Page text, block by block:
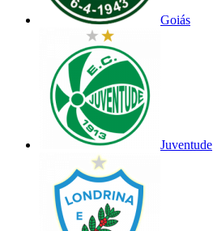
Goiás
Juventude